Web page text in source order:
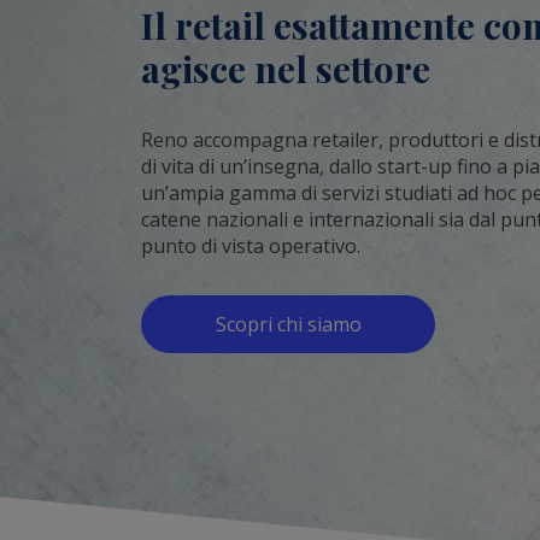
Il retail esattamente
agisce nel settore
Reno accompagna retailer, produttori e
di vita di un’insegna, dallo start-up fino a
un’ampia gamma di servizi studiati ad hoc
catene nazionali e internazionali sia dal
punto di vista operativo.
Scopri chi siamo